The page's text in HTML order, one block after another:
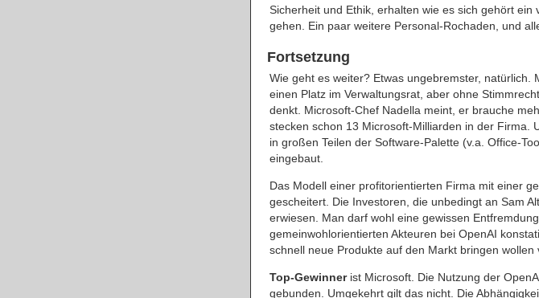
Sicherheit und Ethik, erhalten wie es sich gehört
gehen. Ein paar weitere Personal-Rochaden, und
Fortsetzung
Wie geht es weiter? Etwas ungebremster, natürlich.
einen Platz im Verwaltungsrat, aber ohne
denkt. Microsoft-Chef Nadella meint, er brauche
stecken schon 13 Microsoft-Milliarden in der Firma.
in großen Teilen der Software-Palette (v.a. Office-
eingebaut.
Das Modell einer profitorientierten Firma mit einer
gescheitert. Die Investoren, die unbedingt an Sam
erwiesen. Man darf wohl eine gewissen
gemeinwohlorientierten Akteuren bei OpenAI
schnell neue Produkte auf den Markt bringen
Top-Gewinnerist Microsoft. Die Nutzung der
gebunden. Umgekehrt gilt das nicht. Die